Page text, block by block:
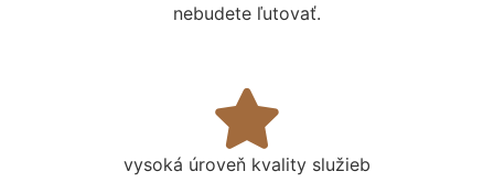
nebudete ľutovať.
vysoká úroveň kvality služieb